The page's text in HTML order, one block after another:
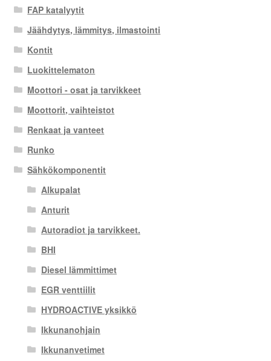
FAP katalyytit
Jäähdytys, lämmitys, ilmastointi
Kontit
Luokittelematon
Moottori - osat ja tarvikkeet
Moottorit, vaihteistot
Renkaat ja vanteet
Runko
Sähkökomponentit
Alkupalat
Anturit
Autoradiot ja tarvikkeet.
BHI
Diesel lämmittimet
EGR venttiilit
HYDROACTIVE yksikkö
Ikkunanohjain
Ikkunanvetimet